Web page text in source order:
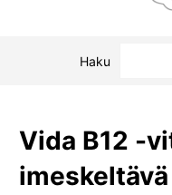
Haku
Vida B12 -